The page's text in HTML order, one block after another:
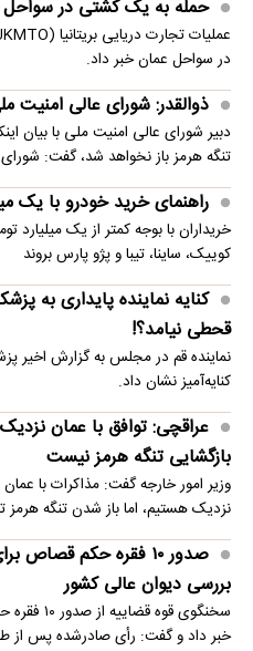
حمله به یک کشتی در
در سواحل عمان خبر داد.
ذوالقدر: شورای عالی امنیت
دبیر شورای عالی امنیت ملی با بیان
تنگه هرمز باز نخواهد شد، گفت:
راهنمای خرید خودرو با یک
خریداران با بوجه کمتر از یک میلیارد
کوییک، ساینا، تیبا و پژو پارس بروند
کنایه نماینده پایداری به
قحطی نیامد؟!
نماینده قم در مجلس به گزارش اخیر
کنایه‌آمیز نشان داد.
عراقچی: توافق با عمان
بازگشایی تنگه هرمز نیست
وزیر امور خارجه گفت: مذاکرات با
نزدیک هستیم، اما باز شدن تنگه هرمز
صدور ۱۰ فقره حکم قصاص
بررسی دیوان عالی کشور
سخنگوی
خبر داد و گفت: رأی صادرشده پس از